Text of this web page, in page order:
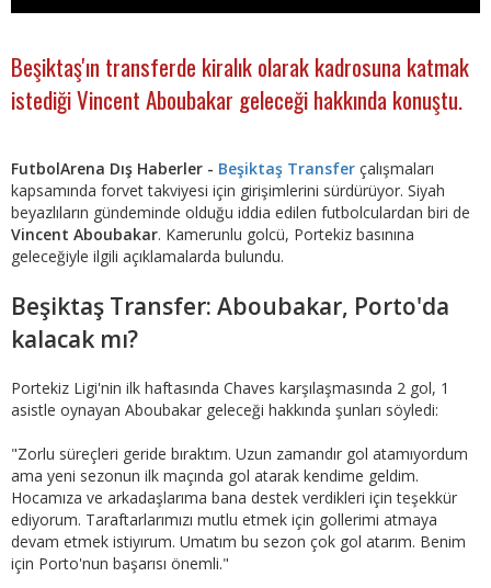
Beşiktaş'ın transferde kiralık olarak kadrosuna katmak
istediği Vincent Aboubakar geleceği hakkında konuştu.
FutbolArena Dış Haberler - Beşiktaş Transfer çalışmaları
kapsamında forvet takviyesi için girişimlerini sürdürüyor. Siyah
beyazlıların gündeminde olduğu iddia edilen futbolculardan biri de
Vincent Aboubakar. Kamerunlu golcü, Portekiz basınına
geleceğiyle ilgili açıklamalarda bulundu.
Beşiktaş Transfer: Aboubakar, Porto'da
kalacak mı?
Portekiz Ligi'nin ilk haftasında Chaves karşılaşmasında 2 gol, 1
asistle oynayan Aboubakar geleceği hakkında şunları söyledi:
"Zorlu süreçleri geride bıraktım. Uzun zamandır gol atamıyordum
ama yeni sezonun ilk maçında gol atarak kendime geldim.
Hocamıza ve arkadaşlarıma bana destek verdikleri için teşekkür
ediyorum. Taraftarlarımızı mutlu etmek için gollerimi atmaya
devam etmek istiyırum. Umatım bu sezon çok gol atarım. Benim
için Porto'nun başarısı önemli."